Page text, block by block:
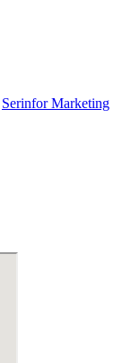
Serinfor Marketing